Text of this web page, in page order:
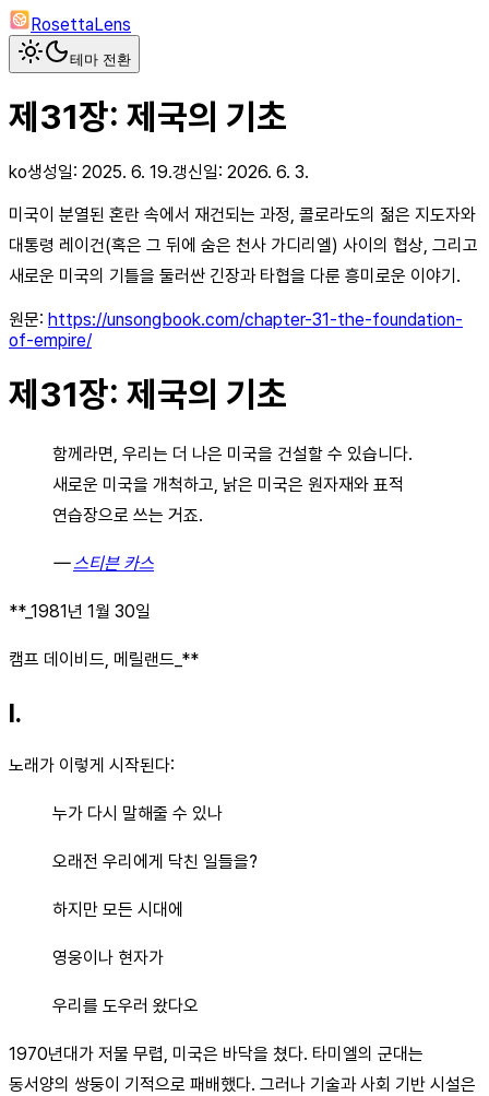
RosettaLens
테마 전환
제31장: 제국의 기초
ko생성일: 2025. 6. 19.갱신일: 2026. 6. 3.
미국이 분열된 혼란 속에서 재건되는 과정, 콜로라도의 젊은 지도자와
대통령 레이건(혹은 그 뒤에 숨은 천사 가디리엘) 사이의 협상, 그리고
새로운 미국의 기틀을 둘러싼 긴장과 타협을 다룬 흥미로운 이야기.
원문: https://unsongbook.com/chapter-31-the-foundation-
of-empire/
제31장: 제국의 기초
함께라면, 우리는 더 나은 미국을 건설할 수 있습니다.
새로운 미국을 개척하고, 낡은 미국은 원자재와 표적
연습장으로 쓰는 거죠.
—스티븐 카스
**_1981년 1월 30일
캠프 데이비드, 메릴랜드_**
I.
노래가 이렇게 시작된다:
누가 다시 말해줄 수 있나
오래전 우리에게 닥친 일들을?
하지만 모든 시대에
영웅이나 현자가
우리를 도우러 왔다오
1970년대가 저물 무렵, 미국은 바닥을 쳤다. 타미엘의 군대는
동서양의 쌍둥이 기적으로 패배했다. 그러나 기술과 사회 기반 시설은